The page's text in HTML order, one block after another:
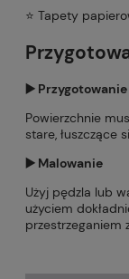
⭐️ Tapety
▶️ Przygotowanie
Powierzchnie
stare, łuszczące
▶️ Malowanie
Użyj pędzla lub
użyciem
przestrzeganiem